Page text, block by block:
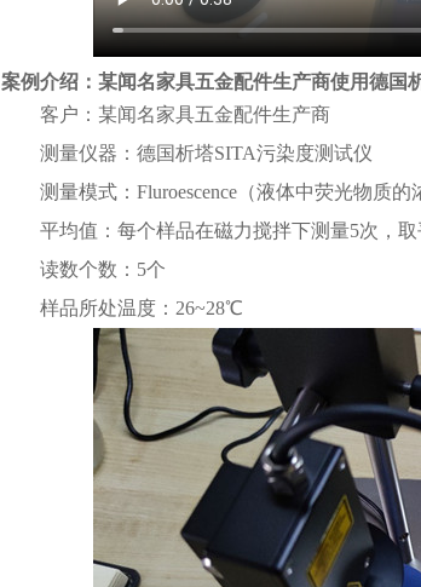
案例介绍：某闻名家具五金配件生产商使用德
客户：某闻名家具五金配件生产商
测量仪器：德国析塔SITA污染度测试仪
测量模式：Fluroescence（液体中荧光物质的
平均值：每个样品在磁力搅拌下测量5次，取
读数个数：5个
样品所处温度：26~28℃